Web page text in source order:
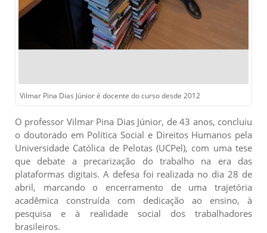
Vilmar Pina Dias Júnior é docente do curso desde 2012
O professor Vilmar Pina Dias Júnior, de 43 anos, concluiu
o doutorado em Política Social e Direitos Humanos pela
Universidade Católica de Pelotas (UCPel), com uma tese
que debate a precarização do trabalho na era das
plataformas digitais. A defesa foi realizada no dia 28 de
abril, marcando o encerramento de uma trajetória
acadêmica construída com dedicação ao ensino, à
pesquisa e à realidade social dos trabalhadores
brasileiros.